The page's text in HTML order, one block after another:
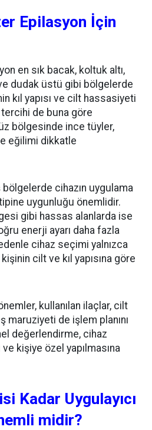
Epilasyon İçin
en sık bacak, koltuk altı,
dudak üstü gibi bölgelerde
kıl yapısı ve cilt hassasiyeti
de buna göre
bölgesinde ince tüyler,
eğilimi dikkatle
cihazın uygulama
uygunluğu önemlidir.
gibi hassas alanlarda ise
enerji ayarı daha fazla
cihaz seçimi yalnızca
cilt ve kıl yapısına göre
kullanılan ilaçlar, cilt
maruziyeti de işlem planını
değerlendirme, cihaz
kişiye özel yapılmasına
Kadar Uygulayıcı
midir?